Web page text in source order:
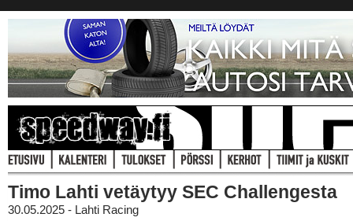
Timo Lahti vetäytyy SEC Challengesta
30.05.2025 - Lahti Racing